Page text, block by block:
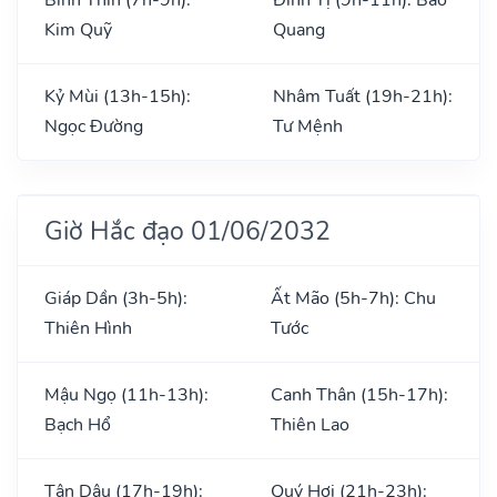
Kim Quỹ
Quang
Kỷ Mùi (13h-15h):
Ngọc Đường
Nhâm Tuất (19h-21h):
Tư Mệnh
Giờ Hắc đạo 01/06/2032
Giáp Dần (3h-5h):
Thiên Hình
Ất Mão (5h-7h): Chu
Tước
Mậu Ngọ (11h-13h):
Bạch Hổ
Canh Thân (15h-17h):
Thiên Lao
Tân Dậu (17h-19h): Quý Hợi (21h-23h):